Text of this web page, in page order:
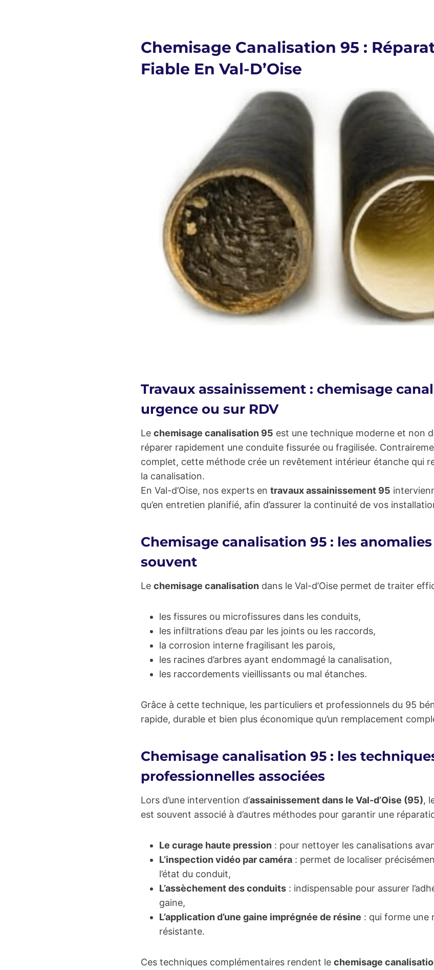
Chemisage Canalisation 95 :
Fiable En Val-D’Oise
Travaux assainissement : chemisage
urgence ou sur RDV
Le chemisage canalisation 95 est une technique moderne et non
réparer rapidement une conduite fissurée ou fragilisée.
complet, cette méthode crée un revêtement intérieur étanche qui
la canalisation.
En Val-d’Oise, nos experts en travaux assainissement 95
qu’en entretien planifié, afin d’assurer la continuité de vos
Chemisage canalisation 95 : les
souvent
Le chemisage canalisation dans le Val-d’Oise permet de traiter
les fissures ou microfissures dans les conduits,
les infiltrations d’eau par les joints ou les raccords,
la corrosion interne fragilisant les parois,
les racines d’arbres ayant endommagé la canalisation,
les raccordements vieillissants ou mal étanches.
Grâce à cette technique, les particuliers et professionnels du 95
rapide, durable et bien plus économique qu’un remplacement
Chemisage canalisation 95 : les
professionnelles associées
Lors d’une intervention d’assainissement dans le Val-d’Oise (95),
est souvent associé à d’autres méthodes pour garantir une
Le curage haute pression : pour nettoyer les canalisations
L’inspection vidéo par caméra : permet de localiser
l’état du conduit,
L’assèchement des conduits : indispensable pour assurer
gaine,
L’application d’une gaine imprégnée de résine : qui forme une
résistante.
Ces techniques complémentaires rendent le chemisage